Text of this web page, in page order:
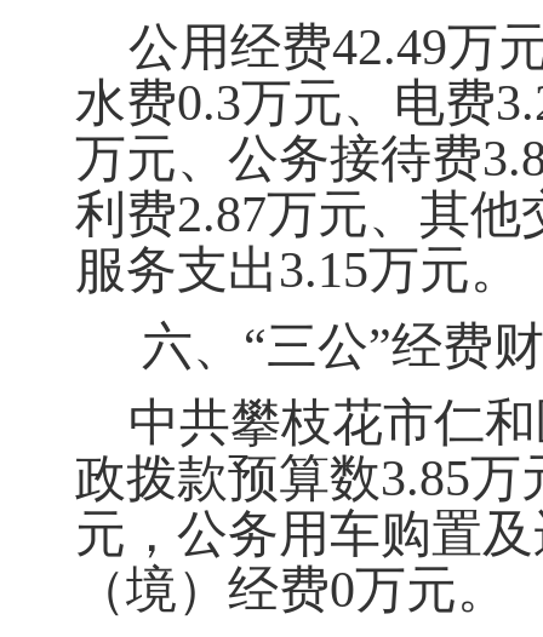
公用经费42.49万
水费0.3万元、电费3.
万元、公务接待费
利费2.87万元、其他
服务支出3.15万元。
六、 “三公”经费
中共攀枝花市仁
政拨款预算数3.85万
元，公务用车购置
（境）经费0万元。